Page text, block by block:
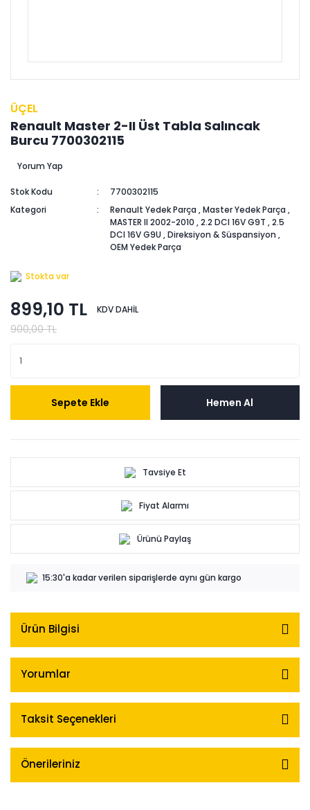
ÜÇEL
Renault Master 2-II Üst Tabla Salıncak
Burcu 7700302115
Yorum Yap
Stok Kodu
7700302115
Kategori
Renault Yedek Parça ,Master Yedek Parça ,
MASTER II 2002-2010 ,2.2 DCI 16V G9T ,2.5
DCI 16V G9U ,Direksiyon & Süspansiyon ,
OEM Yedek Parça
Stokta var
899,10 TL KDV DAHİL
900,00 TL
Sepete Ekle Hemen Al
Tavsiye Et
Fiyat Alarmı
Ürünü Paylaş
15:30'a kadar verilen siparişlerde aynı gün kargo
Ürün Bilgisi
Yorumlar
Taksit Seçenekleri
Önerileriniz